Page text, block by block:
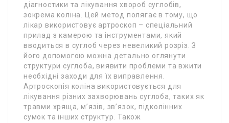
діагностики та лікування хвороб суглобів,
зокрема коліна. Цей метод полягає в тому, що
лікар використовує артроскоп – спеціальний
прилад з камерою та інструментами, який
вводиться в суглоб через невеликий розріз. З
його допомогою можна детально оглянути
структури суглоба, виявити проблеми та вжити
необхідні заходи для їх виправлення.
Артроскопія коліна використовується для
лікування різних захворювань суглоба, таких як
травми хряща, м’язів, зв’язок, підколінних
сумок та інших структур. Також